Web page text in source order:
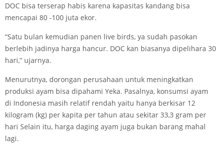
DOC bisa terserap habis karena kapasitas kandang bisa
mencapai 80 -100 juta ekor.
“Satu bulan kemudian panen live birds, ya sudah pasokan
berlebih jadinya harga hancur. DOC kan biasanya dipelihara 30
hari,” ujarnya.
Menurutnya, dorongan perusahaan untuk meningkatkan
produksi ayam bisa dipahami Yeka. Pasalnya, konsumsi ayam
di Indonesia masih relatif rendah yaitu hanya berkisar 12
kilogram (kg) per kapita per tahun atau sekitar 33,3 gram per
hari Selain itu, harga daging ayam juga bukan barang mahal
lagi.